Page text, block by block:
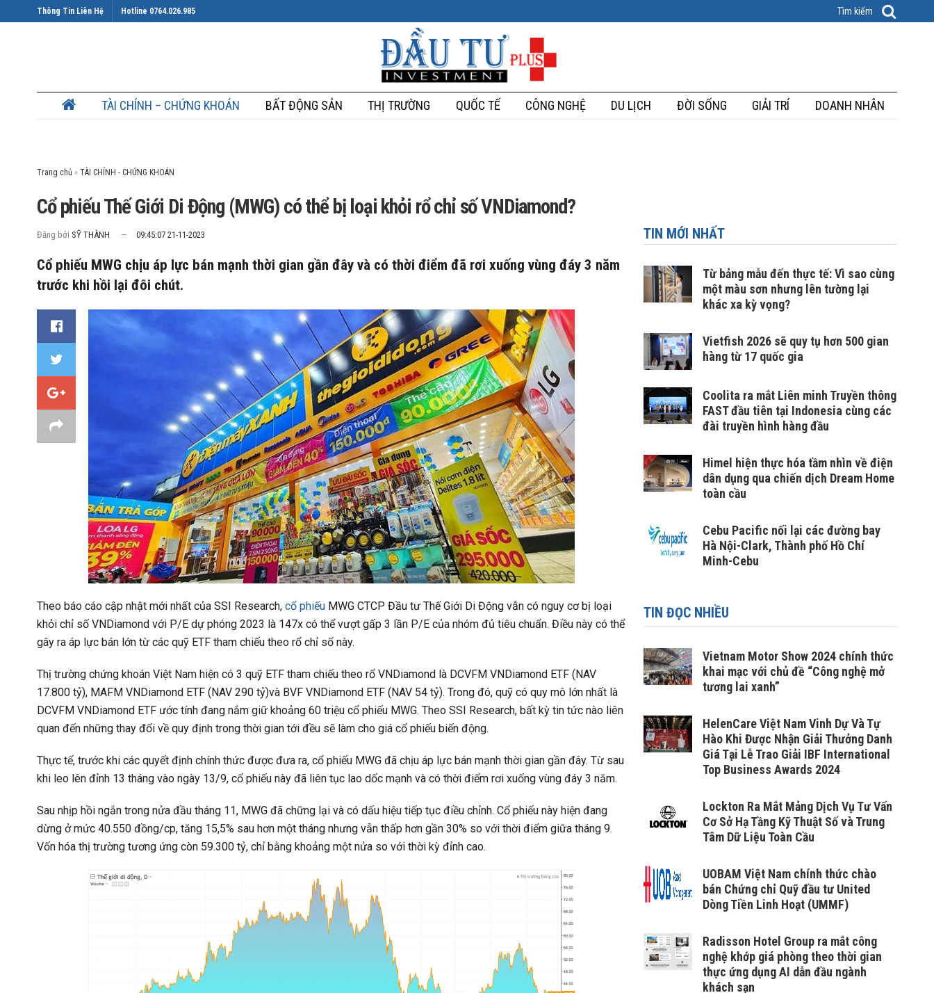
Thông Tin Liên Hệ Hotline 0764.026.985
TÀI CHÍNH – CHỨNG KHOÁN BẤT ĐỘNG SẢN THỊ TRƯỜNG QUỐC TẾ CÔNG NGHỆ DU LỊCH ĐỜI SỐNG GIẢI TRÍ DOANH NHÂN
Trang chủ »
Cổ phiếu Thế Giới Di Động (MWG) có thể bị loại khỏi rổ chỉ số VNDiamond?
Đăng bởi SỸ THÀNH 09:45:07 21-11-2023
Cổ phiếu MWG chịu áp lực bán mạnh thời gian gần đây và có thời điểm đã rơi xuống vùng đáy 3 năm
trước khi hồi lại đôi chút.
Theo báo cáo cập nhật mới nhất của SSI Research, cổ phiếu MWG CTCP Đầu tư Thế Giới Di Động vẫn có nguy cơ bị loại
khỏi chỉ số VNDiamond với P/E dự phóng 2023 là 147x có thể vượt gấp 3 lần P/E của nhóm đủ tiêu chuẩn. Điều này có thể
gây ra áp lực bán lớn từ các quỹ ETF tham chiếu theo rổ chỉ số này.
Thị trường chứng khoán Việt Nam hiện có 3 quỹ ETF tham chiếu theo rổ VNDiamond là DCVFM VNDiamond ETF (NAV
17.800 tỷ), MAFM VNDiamond ETF (NAV 290 tỷ)và BVF VNDiamond ETF (NAV 54 tỷ). Trong đó, quỹ có quy mô lớn nhất là
DCVFM VNDiamond ETF ước tính đang nắm giữ khoảng 60 triệu cổ phiếu MWG. Theo SSI Research, bất kỳ tin tức nào liên
quan đến những thay đổi về quy định trong thời gian tới đều sẽ làm cho giá cổ phiếu biến động.
Thực tế, trước khi các quyết định chính thức được đưa ra, cổ phiếu MWG đã chịu áp lực bán mạnh thời gian gần đây. Từ sau
khi leo lên đỉnh 13 tháng vào ngày 13/9, cổ phiếu này đã liên tục lao dốc mạnh và có thời điểm rơi xuống vùng đáy 3 năm.
Sau nhịp hồi ngắn trong nửa đầu tháng 11, MWG đã chững lại và có dấu hiệu tiếp tục điều chỉnh. Cổ phiếu này hiện đang
dừng ở mức 40.550 đồng/cp, tăng 15,5% sau hơn một tháng nhưng vẫn thấp hơn gần 30% so với thời điểm giữa tháng 9.
Vốn hóa thị trường tương ứng còn 59.300 tỷ, chỉ bằng khoảng một nửa so với thời kỳ đỉnh cao.
TIN MỚI NHẤT
Từ bảng mẫu đến thực tế: Vì sao cùng
một màu sơn nhưng lên tường lại
khác xa kỳ vọng?
Vietfish 2026 sẽ quy tụ hơn 500 gian
hàng từ 17 quốc gia
Coolita ra mắt Liên minh Truyền thông
FAST đầu tiên tại Indonesia cùng các
đài truyền hình hàng đầu
Himel hiện thực hóa tầm nhìn về điện
dân dụng qua chiến dịch Dream Home
toàn cầu
Cebu Pacific nối lại các đường bay
Hà Nội-Clark, Thành phố Hồ Chí
Minh-Cebu
TIN ĐỌC NHIỀU
Vietnam Motor Show 2024 chính thức
khai mạc với chủ đề “Công nghệ mở
tương lai xanh”
HelenCare Việt Nam Vinh Dự Và Tự
Hào Khi Được Nhận Giải Thưởng Danh
Giá Tại Lễ Trao Giải IBF International
Top Business Awards 2024
Lockton Ra Mắt Mảng Dịch Vụ Tư Vấn
Cơ Sở Hạ Tầng Kỹ Thuật Số và Trung
Tâm Dữ Liệu Toàn Cầu
UOBAM Việt Nam chính thức chào
bán Chứng chỉ Quỹ đầu tư United
Dòng Tiền Linh Hoạt (UMMF)
Radisson Hotel Group ra mắt công
nghệ khớp giá phòng theo thời gian
thực ứng dụng AI dẫn đầu ngành
khách sạn